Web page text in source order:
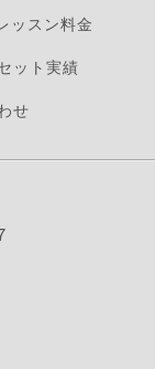
ッスン料金
ット実績
せ